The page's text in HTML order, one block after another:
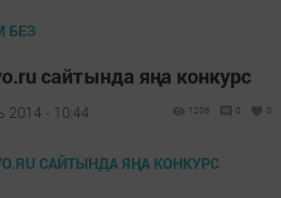
БЕЗ
сайтында яңа конкурс
2014 - 10:44 1206 0 0